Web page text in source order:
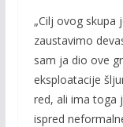
„Cilj ovog skupa
zaustavimo
sam ja dio ove
eksploatacije
red, ali ima toga
ispred